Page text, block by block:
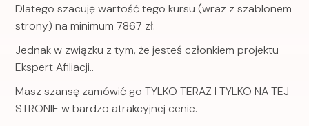
Dlatego szacuję wartość tego kursu (wraz z szablonem
strony) na minimum 7867 zł.
Jednak w związku z tym, że jesteś członkiem projektu
Ekspert Afiliacji..
Masz szansę zamówić go TYLKO TERAZ I TYLKO NA TEJ
STRONIE w bardzo atrakcyjnej cenie.